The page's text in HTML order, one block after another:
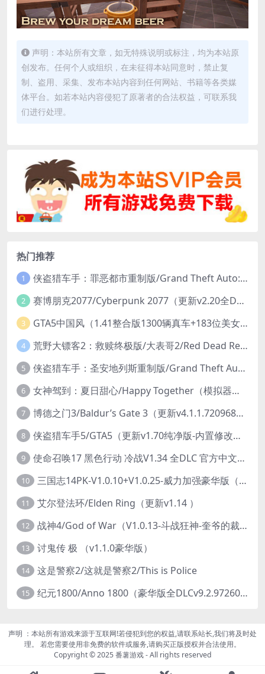
声明：本站所有文章，如无特殊说明或标注，均为本站原
创发布。任何个人或组织，在未征得本站同意时，禁止复
制、盗用、采集、发布本站内容到任何网站、书籍等各类媒
体平台。如若本站内容侵犯了原著者的合法权益，可联系我
们进行处理。
热门推荐
1 侠盗猎车手：罪恶都市重制版/Grand Theft Auto: Vice City – The Definitive Edition
2 赛博朋克2077/Cyberpunk 2077（更新v2.20全DLC）
3 GTA5中国风（1.41整合版1300辆真车+183位美女与英雄+200%存档）
4 荒野大镖客2：救赎终极版/大表哥2/Red Dead Redemption 2: Ultimate Edition（更新v1491.50终极版）
5 侠盗猎车手：圣安地列斯重制版/Grand Theft Auto: San Andreas – The Definitive Edition（更新v1.113.49697469）
6 女神驾到：夏日甜心/Happy Together（模拟器版-升级豪华终极珍藏版+全DLC）
7 博德之门3/Baldur’s Gate 3（更新v4.1.1.7209685）
8 侠盗猎车手5/GTA5（更新v1.70纯净版-内置修改器+通关存档）
9 使命召唤17 黑色行动 冷战V1.34 全DLC 官方中文版COD17
10 三国志14PK-V1.0.10+V1.0.25-威力加强豪华版（武将面容套装-全DLC+季票+特典+中文语音+编辑修改器）
11 艾尔登法环/Elden Ring（更新v1.14 ）
12 战神4/God of War（V1.0.13-斗战狂神-奎爷的裁决+全DLC）
13 讨鬼传 极 （v1.1.0豪华版）
14 这是警察2/这就是警察2/This is Police
15 纪元1800/Anno 1800（豪华版全DLCv9.2.972600）
声明 ：本站所有游戏来源于互联网!若侵犯到您的权益,请联系站长,我们将及时处
理。 若您需要使用非免费的软件或服务,请购买正版授权并合法使用。
Copyright © 2025 番薯游戏 - All rights reserved